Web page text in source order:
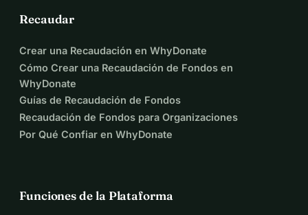
Recaudar
Crear una Recaudación en WhyDonate
Cómo Crear una Recaudación de Fondos en
WhyDonate
Guías de Recaudación de Fondos
Recaudación de Fondos para Organizaciones
Por Qué Confiar en WhyDonate
Funciones de la Plataforma